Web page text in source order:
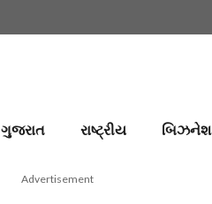
ગુજરાત રાષ્ટ્રીય બિઝનેશ
Advertisement